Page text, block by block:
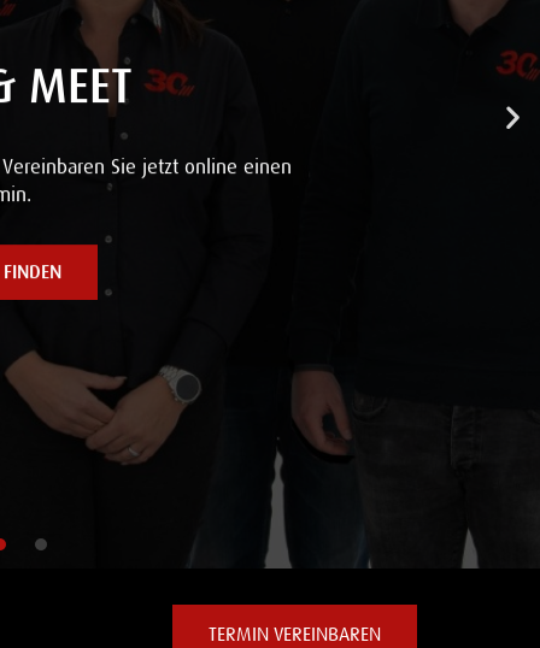
MEET
Sie jetzt online einen
TERMIN VEREINBAREN